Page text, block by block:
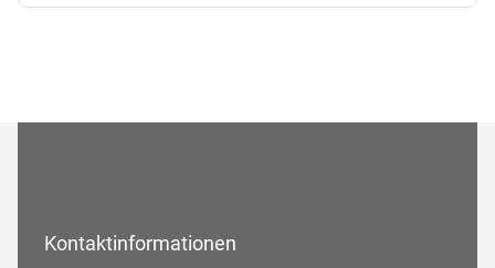
Kontaktinformationen